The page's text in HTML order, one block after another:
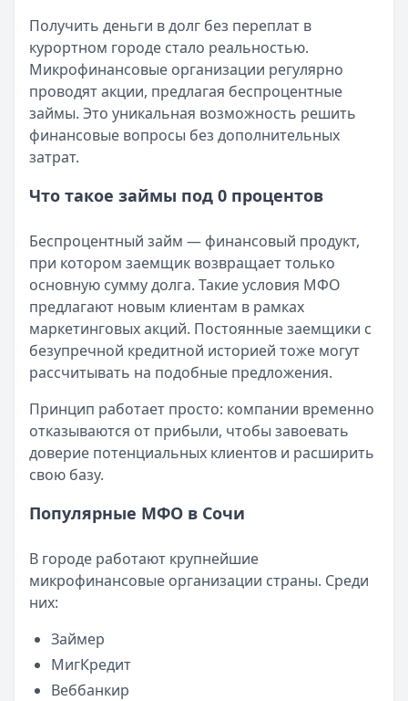
Все статьи
Опубликовано:5 декабря 2025 г.
Категория:МФО
Читать новость
Срочный микрозайм 15 000 ₽ на карту: свежая
Кратко:Нужны 15 000 рублей на карту прямо сегодня?
Опубликовано:5 декабря 2025 г.
Категория:
Рекордный рост доли клиентов МФО с iPhone: что
Опубликовано:5 декабря 2025 г.
Категория:МФО
Читать новость
57 сервисов микрозаймов через Госуслуги: где
Кратко:Авторизация через Госуслуги ускоряет
Опубликовано:23 ноября 2025 г.
Категория:МФО
Читать новость
Смс о «одобренном займе» от Bigmani Ru: как
Пришло СМС об одобрении займа от Bigmani
Опубликовано:
23 ноября 2025 г.
МФО
Читать новость
Получить деньги в долг без переплат в
курортном городе стало реальностью.
Микрофинансовые организации регулярно
проводят акции, предлагая беспроцентные
займы. Это уникальная возможность решить
финансовые вопросы без дополнительных
затрат.
Что такое займы под 0 процентов
Беспроцентный займ — финансовый продукт,
при котором заемщик возвращает только
основную сумму долга. Такие условия МФО
предлагают новым клиентам в рамках
маркетинговых акций. Постоянные заемщики с
безупречной кредитной историей тоже могут
рассчитывать на подобные предложения.
Принцип работает просто: компании временно
отказываются от прибыли, чтобы завоевать
доверие потенциальных клиентов и расширить
свою базу.
Популярные МФО в Сочи
В городе работают крупнейшие
микрофинансовые организации страны. Среди
них:
Займер
МигКредит
Веббанкир